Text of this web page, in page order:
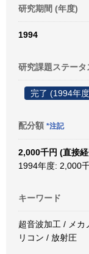
研究期間 (年度)
1994
研究課題ステータ
完了 (1994年
配分額 *注記
2,000千円 (直接
1994年度: 2,000
キーワード
超音波加工 / メカ
リコン / 放射圧